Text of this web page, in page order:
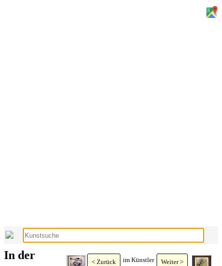
< Zurück im Künstler Weiter >
In der